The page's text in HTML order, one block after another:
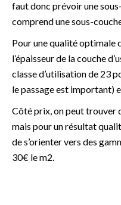
faut donc prévoir une
comprend une sous-
Pour une qualité optimale
l’épaisseur de la couche
classe d’utilisation de 23
le passage est important)
Côté prix, on peut trouver
mais pour un résultat
de s’orienter vers des
30€ le m2.